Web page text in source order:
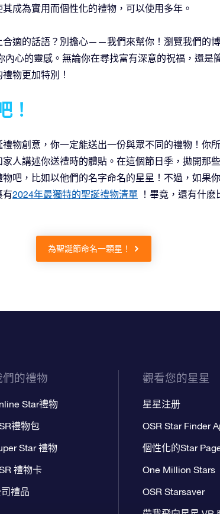
成為實用而個性化的禮物，可以使用多年。
合適的話語？別擔心——我們來幫你！瀏覽我們的
內心的靈感。無論你在尋找富有深意的祝福，還是
物更加特別！
！
物創意，你一定能送出一份與眾不同的禮物！你
人講述你送禮時的體貼。在這個節日季，拋開那
吧，比如以他們的名字命名的星星！不過，如果
有2024年最獨特的聖誕禮物清單 ！畢竟，還有什
為聖誕節命名一顆星！
們的禮物
Star禮物
禮物包
Star 禮物
禮物卡
禮品
觀看您的星星
星星注册
OSR Star Finder
個性化的Star
One Million Stars
OSR Starsaver